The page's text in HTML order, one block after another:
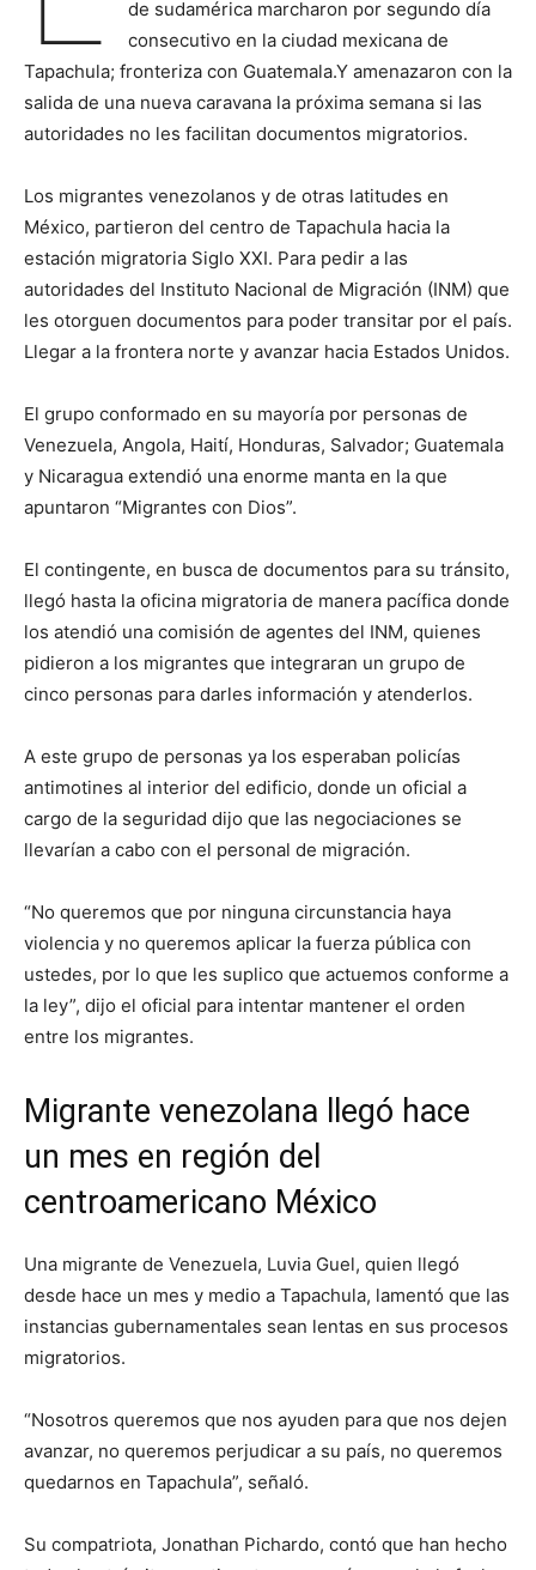
de sudamérica marcharon por segundo día
consecutivo en la ciudad mexicana de
Tapachula; fronteriza con Guatemala.Y amenazaron con la
salida de una nueva caravana la próxima semana si las
autoridades no les facilitan documentos migratorios.
Los migrantes venezolanos y de otras latitudes en
México, partieron del centro de Tapachula hacia la
estación migratoria Siglo XXI. Para pedir a las
autoridades del Instituto Nacional de Migración (INM) que
les otorguen documentos para poder transitar por el país.
Llegar a la frontera norte y avanzar hacia Estados Unidos.
El grupo conformado en su mayoría por personas de
Venezuela, Angola, Haití, Honduras, Salvador; Guatemala
y Nicaragua extendió una enorme manta en la que
apuntaron “Migrantes con Dios”.
El contingente, en busca de documentos para su tránsito,
llegó hasta la oficina migratoria de manera pacífica donde
los atendió una comisión de agentes del INM, quienes
pidieron a los migrantes que integraran un grupo de
cinco personas para darles información y atenderlos.
A este grupo de personas ya los esperaban policías
antimotines al interior del edificio, donde un oficial a
cargo de la seguridad dijo que las negociaciones se
llevarían a cabo con el personal de migración.
“No queremos que por ninguna circunstancia haya
violencia y no queremos aplicar la fuerza pública con
ustedes, por lo que les suplico que actuemos conforme a
la ley”, dijo el oficial para intentar mantener el orden
entre los migrantes.
Migrante venezolana llegó hace
un mes en región del
centroamericano México
Una migrante de Venezuela, Luvia Guel, quien llegó
desde hace un mes y medio a Tapachula, lamentó que las
instancias gubernamentales sean lentas en sus procesos
migratorios.
“Nosotros queremos que nos ayuden para que nos dejen
avanzar, no queremos perjudicar a su país, no queremos
quedarnos en Tapachula”, señaló.
Su compatriota, Jonathan Pichardo, contó que han hecho